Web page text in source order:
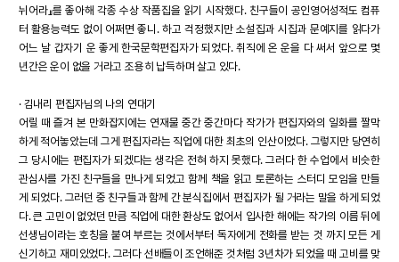
뉘어라』를 좋아해 각종 수상 작품집을 읽기 시작했다. 친구들이 공인영어성적도 컴퓨
터 활용능력도 없이 어쩌면 좋니. 하고 걱정했지만 소설집과 시집과 문예지를 읽다가
어느 날 갑자기 운 좋게 한국문학편집자가 되었다. 취직에 온 운을 다 써서 앞으로 몇
년간은 운이 없을 거라고 조용히 납득하며 살고 있다.
· 김내리 편집자님의 나의 연대기
어릴 때 즐겨 본 만화잡지에는 연재물 중간 중간마다 작가가 편집자와의 일화를 짤막
하게 적어놓았는데 그게 편집자라는 직업에 대한 최초의 인산이었다. 그렇지만 당연히
그 당시에는 편집자가 되겠다는 생각은 전혀 하지 못했다. 그러다 한 수업에서 비슷한
관심사를 가진 친구들을 만나게 되었고 함께 책을 읽고 토론하는 스터디 모임을 만들
게 되었다. 그러던 중 친구들과 함께 간 분식집에서 편집자가 될 거라는 말을 하게 되었
다. 큰 고민이 없었던 만큼 직업에 대한 환상도 없어서 입사한 해에는 작가의 이름 뒤에
선생님이라는 호칭을 붙여 부르는 것에서부터 독자에게 전화를 받는 것 까지 모든 게
신기하고 재미있었다. 그러다 선배들이 조언해준 것처럼 3년차가 되었을 때 고비를 맞